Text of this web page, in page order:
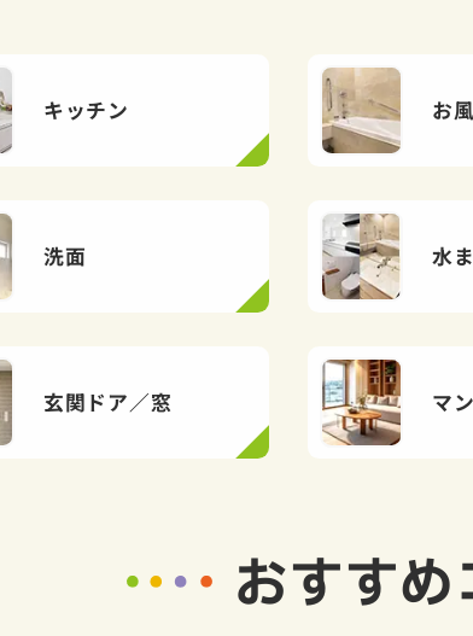
キッチン お
洗面 水
玄関ドア／窓 マ
おすすめ